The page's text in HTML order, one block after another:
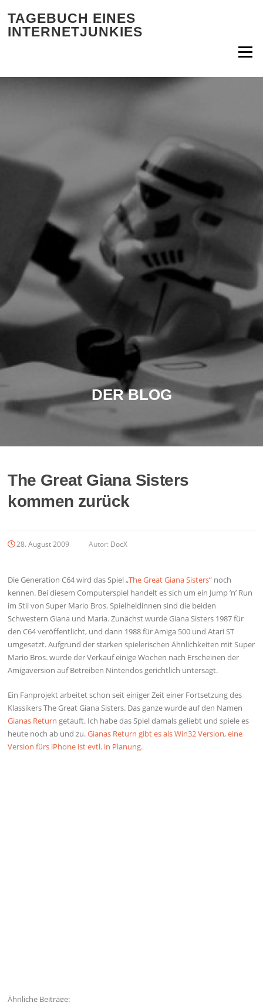
TAGEBUCH EINES
INTERNETJUNKIES
Menü
DER BLOG
The Great Giana Sisters
kommen zurück
28. August 2009 Autor: DocX
Die Generation C64 wird das Spiel „The Great Giana Sisters“ noch
kennen. Bei diesem Computerspiel handelt es sich um ein Jump ’n’ Run
im Stil von Super Mario Bros. Spielheldinnen sind die beiden
Schwestern Giana und Maria. Zunächst wurde Giana Sisters 1987 für
den C64 veröffentlicht, und dann 1988 für Amiga 500 und Atari ST
umgesetzt. Aufgrund der starken spielerischen Ähnlichkeiten mit Super
Mario Bros. wurde der Verkauf einige Wochen nach Erscheinen der
Amigaversion auf Betreiben Nintendos gerichtlich untersagt.
Ein Fanprojekt arbeitet schon seit einiger Zeit einer Fortsetzung des
Klassikers The Great Giana Sisters. Das ganze wurde auf den Namen
Gianas Return getauft. Ich habe das Spiel damals geliebt und spiele es
heute noch ab und zu.Gianas Return gibt es als Win32 Version,eine
Version fürs iPhone ist evtl. in Planung.
Ähnliche Beiträge: